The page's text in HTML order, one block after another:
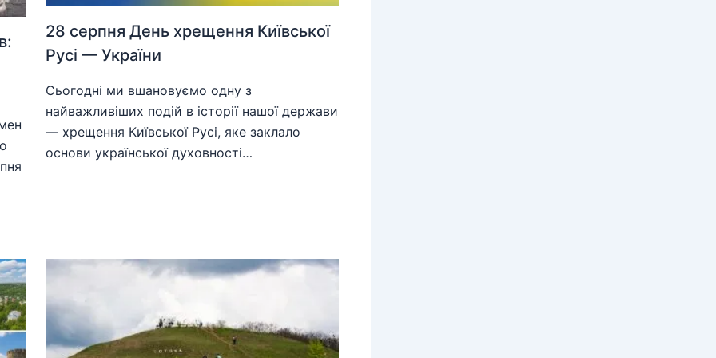
28 серпня День хрещення Київської
Русі — України
Сьогодні ми вшановуємо одну з
найважливіших подій в історії нашої держави
— хрещення Київської Русі, яке заклало
основи української духовності…